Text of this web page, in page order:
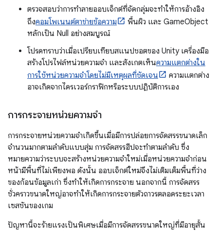
ตรวจสอบว่าการทำลายออบเจ็กต์ที่จัดกลุ่มจะทำให้การอ้างอิง
ถึงคอมโพเนนต์ตาข่ายข้อความ
พื้นผิว และ GameObject
หลักเป็น Null อย่างสมบูรณ์
โปรดทราบว่าเมื่อเปรียบเทียบสแนปชอตของ Unity เครื่องมือ
สร้างโปรไฟล์หน่วยความจำ และสังเกตเห็นความแตกต่างใน
การใช้หน่วยความจำโดยไม่มีเหตุผลที่ชัดเจน
ความแตกต่าง
อาจเกิดจากไดรเวอร์กราฟิกหรือระบบปฏิบัติการเอง
การกระจายหน่วยความจำ
การกระจายหน่วยความจำเกิดขึ้นเมื่อมีการปล่อยการจัดสรรขนาดเล็ก
จำนวนมากตามลำดับแบบสุ่ม การจัดสรรฮีปจะทำตามลำดับ ซึ่ง
หมายความว่าระบบจะสร้างหน่วยความจำใหม่เมื่อหน่วยความจำก่อน
หน้ามีพื้นที่ไม่เพียงพอ ดังนั้น ออบเจ็กต์ใหม่จึงไม่เติมเต็มพื้นที่ว่าง
ของก้อนข้อมูลเก่า ซึ่งทำให้เกิดการกระจาย นอกจากนี้ การจัดสรร
ชั่วคราวขนาดใหญ่อาจทำให้เกิดการกระจายตัวถาวรตลอดระยะเวลา
เซสชันของเกม
ปัญหานี้จะร้ายแรงเป็นพิเศษเมื่อมีการจัดสรรขนาดใหญ่ที่มีอายุสั้น